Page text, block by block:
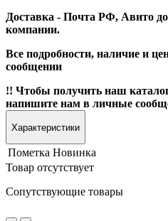
Доставка - Почта РФ, Авито
компании.
Все подробности, наличие и
сообщении
!! Чтобы получить наш
напишите нам в личные
Характеристики
Пометка Новинка
Товар отсутствует
Сопутствующие товары